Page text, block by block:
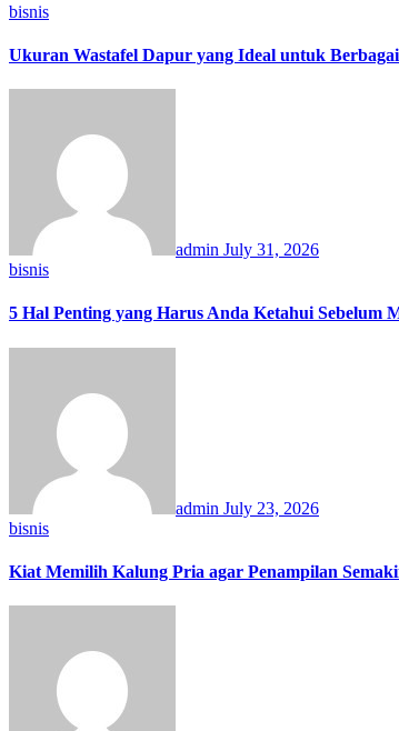
bisnis
Ukuran Wastafel Dapur yang Ideal untuk
admin July 31, 2026
bisnis
5 Hal Penting yang Harus Anda Ketahui Sebelum
admin July 23, 2026
bisnis
Kiat Memilih Kalung Pria agar Penampilan